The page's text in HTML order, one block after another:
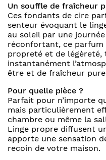
Un souffle de fraîcheur
Ces fondants de cire
senteur évoquant le
au soleil par une
réconfortant, ce
propreté et de
instantanément
être et de fraîcheur
Pour quelle pièce ?
Parfait pour n’importe
mais particulièrement
chambre ou même la
Linge propre diffusent
apporte une sensation
recoin de votre maison.